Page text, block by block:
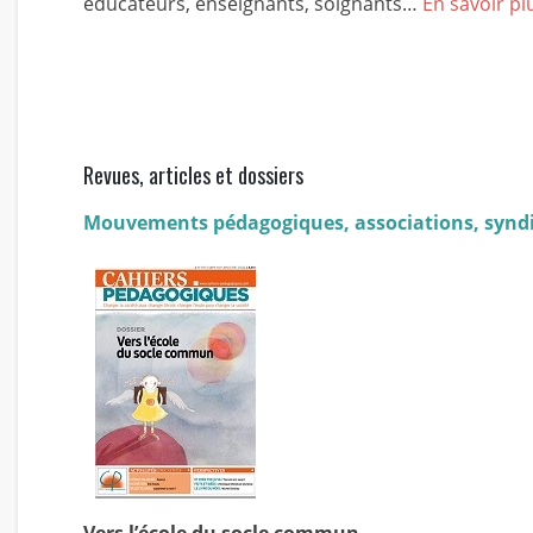
Revues, articles et dossiers
Mouvements pédagogiques, associations,